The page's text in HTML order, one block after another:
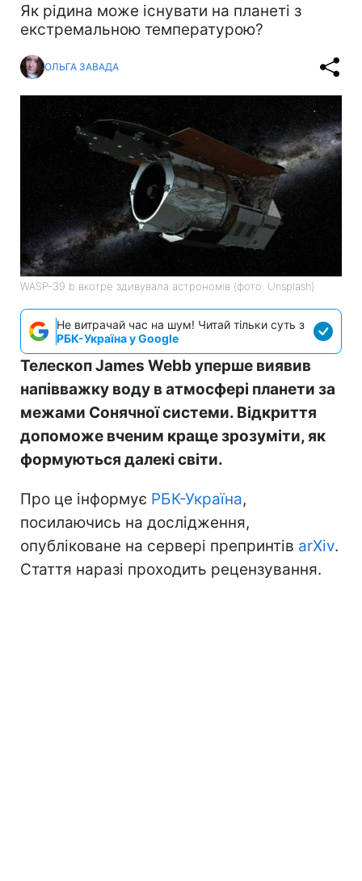
Як рідина може існувати на планеті з
екстремальною температурою?
ОЛЬГА ЗАВАДА
WASP-39 b вкотре здивувала астрономів (фото: Unsplash)
Не витрачай час на шум! Читай тільки суть з
РБК-Україна у Google
Телескоп James Webb уперше виявив
напівважку воду в атмосфері планети за
межами Сонячної системи. Відкриття
допоможе вченим краще зрозуміти, як
формуються далекі світи.
Про це інформує РБК-Україна,
посилаючись на дослідження,
опубліковане на сервері препринтів arXiv.
Стаття наразі проходить рецензування.